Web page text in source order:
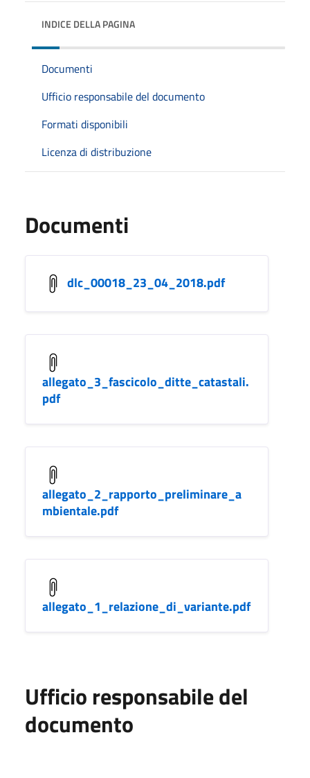
INDICE DELLA PAGINA
Documenti
Ufficio responsabile del documento
Formati disponibili
Licenza di distribuzione
Documenti
dlc_00018_23_04_2018.pdf
allegato_3_fascicolo_ditte_catastali.
pdf
allegato_2_rapporto_preliminare_a
mbientale.pdf
allegato_1_relazione_di_variante.pdf
Ufficio responsabile del
documento